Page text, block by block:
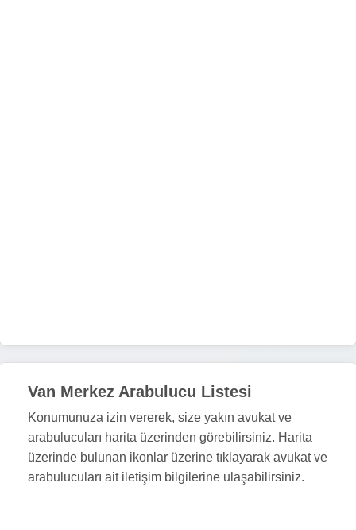
Van Merkez Arabulucu Listesi
Konumunuza izin vererek, size yakın avukat ve
arabulucuları harita üzerinden görebilirsiniz. Harita
üzerinde bulunan ikonlar üzerine tıklayarak avukat ve
arabulucuları ait iletişim bilgilerine ulaşabilirsiniz.